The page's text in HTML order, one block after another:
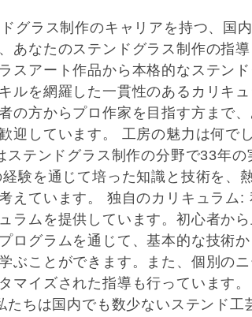
グラス制作のキャリアを持つ、国
あなたのステンドグラス制作の指導
スアート作品から本格的なステン
ルを網羅した一貫性のあるカリキ
の方からプロ作家を目指す方まで
迎しています。 工房の魅力は何で
ステンドグラス制作の分野で33年の
験を通じて培った知識と技術を、
えています。 独自のカリキュラム:
ラムを提供しています。初心者から
ログラムを通じて、基本的な技術
ぶことができます。また、個別の
マイズされた指導も行っています
たちは国内でも数少ないステンド工